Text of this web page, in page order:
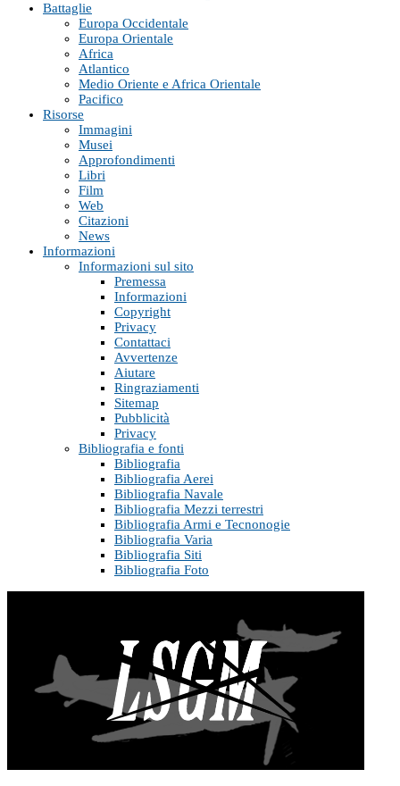
Battaglie
Europa Occidentale
Europa Orientale
Africa
Atlantico
Medio Oriente e Africa Orientale
Pacifico
Risorse
Immagini
Musei
Approfondimenti
Libri
Film
Web
Citazioni
News
Informazioni
Informazioni sul sito
Premessa
Informazioni
Copyright
Privacy
Contattaci
Avvertenze
Aiutare
Ringraziamenti
Sitemap
Pubblicità
Privacy
Bibliografia e fonti
Bibliografia
Bibliografia Aerei
Bibliografia Navale
Bibliografia Mezzi terrestri
Bibliografia Armi e Tecnonogie
Bibliografia Varia
Bibliografia Siti
Bibliografia Foto